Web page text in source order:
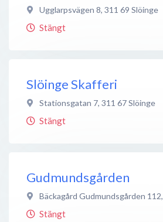
Ugglarpsvägen 8, 311 69 Slöinge
Stängt
Slöinge Skafferi
Stationsgatan 7, 311 67Slöinge
Stängt
Gudmundsgården
Bäckagård Gudmundsgården 112,
Stängt